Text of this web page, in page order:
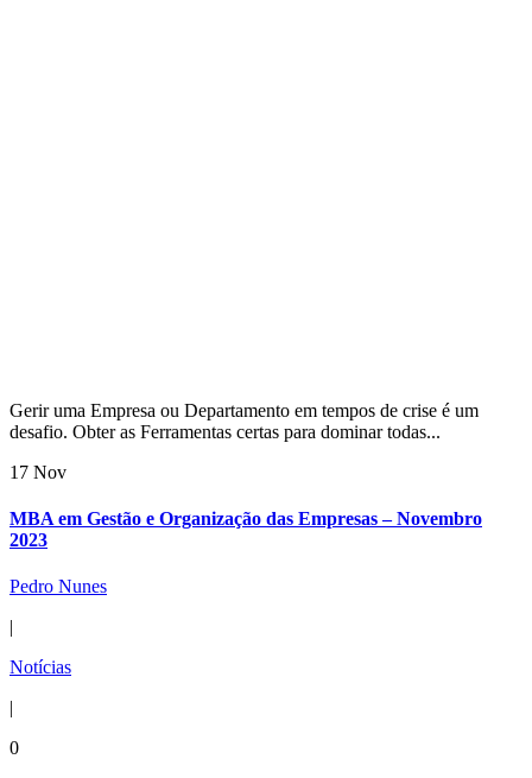
Gerir uma Empresa ou Departamento em tempos de crise é um
desafio. Obter as Ferramentas certas para dominar todas...
17 Nov
MBA em Gestão e Organização das Empresas – Novembro
2023
Pedro Nunes
|
Notícias
|
0